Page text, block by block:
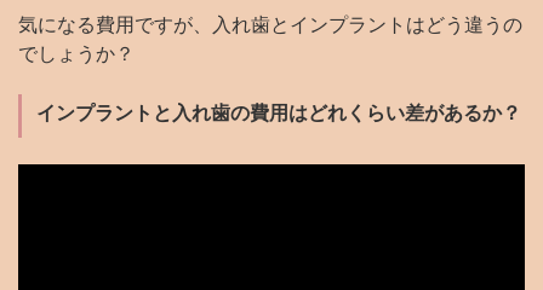
気になる費用ですが、入れ歯とインプラントはどう違うの
でしょうか？
インプラントと入れ歯の費用はどれくらい差があるか？